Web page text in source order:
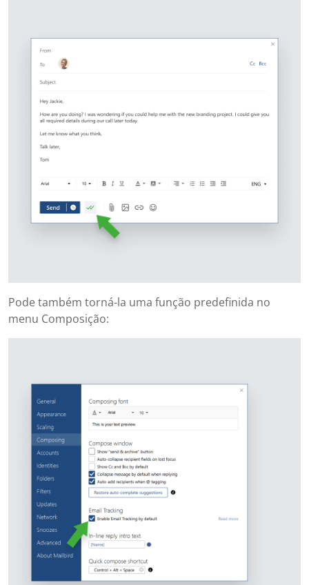
Pode também torná-la uma função predefinida no
menu Composição: